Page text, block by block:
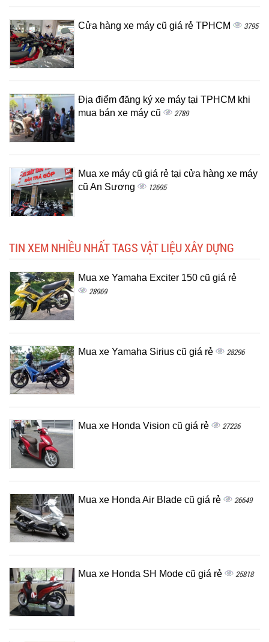
Cửa hàng xe máy cũ giá rẻ TPHCM 3795
Địa điểm đăng ký xe máy tại TPHCM khi
mua bán xe máy cũ
2789
Mua xe máy cũ giá rẻ tại cửa hàng xe máy
cũ An Sương
12695
TIN XEM NHIỀU NHẤT TAGS VẬT LIỆU XÂY DỰNG
Mua xe Yamaha Exciter 150 cũ giá rẻ
28969
Mua xe Yamaha Sirius cũ giá rẻ 28296
Mua xe Honda Vision cũ giá rẻ 27226
Mua xe Honda Air Blade cũ giá rẻ 26649
Mua xe Honda SH Mode cũ giá rẻ 25818